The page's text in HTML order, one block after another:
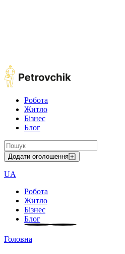
Робота
Житло
Бізнес
Блог
Додати оголошення
UA
Робота
Житло
Бізнес
Блог
Головна